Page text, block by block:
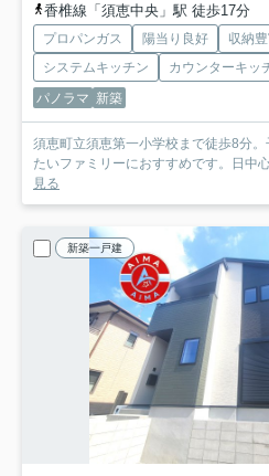
香椎線「須恵中央」駅 徒歩17分
プロパンガス 陽当り良好 収納
システムキッチン
カウンターキッ
パノラマ 新築
須恵町立須恵第一小学校まで徒歩8分
たいファミリーにおすすめです。日中
見る
新築一戸建